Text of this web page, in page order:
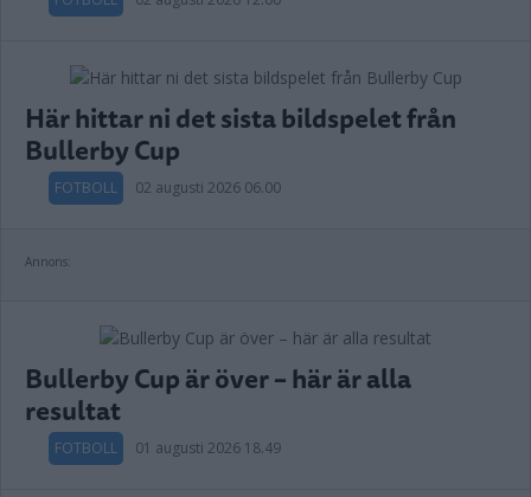
Här hittar ni det sista bildspelet från
Bullerby Cup
FOTBOLL 02 augusti 2026 06.00
Annons:
Bullerby Cup är över – här är alla
resultat
FOTBOLL 01 augusti 2026 18.49